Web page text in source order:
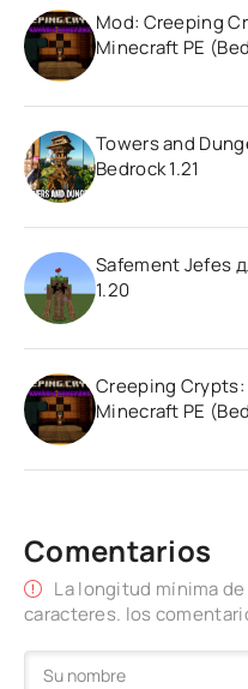
Mod: Creeping
Minecraft PE
Towers and
Bedrock 1.21
Safement Jefes
1.20
Creeping Crypts:
Minecraft PE
Comentarios
La longitud mínima
caracteres. los